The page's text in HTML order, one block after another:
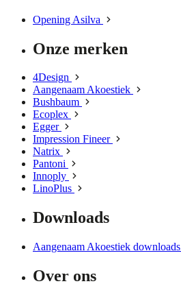
Opening Asilva
Onze merken
4Design
Aangenaam Akoestiek
Bushbaum
Ecoplex
Egger
Impression Fineer
Natrix
Pantoni
Innoply
LinoPlus
Downloads
Aangenaam Akoestiek downloads
Over ons